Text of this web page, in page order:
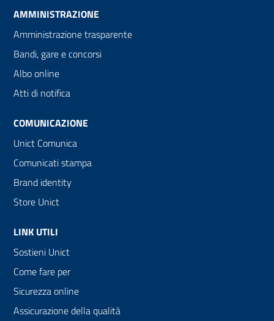
AMMINISTRAZIONE
Amministrazione trasparente
Bandi, gare e concorsi
Albo online
Atti di notifica
COMUNICAZIONE
Unict Comunica
Comunicati stampa
Brand identity
Store Unict
LINK UTILI
Sostieni Unict
Come fare per
Sicurezza online
Assicurazione della qualità